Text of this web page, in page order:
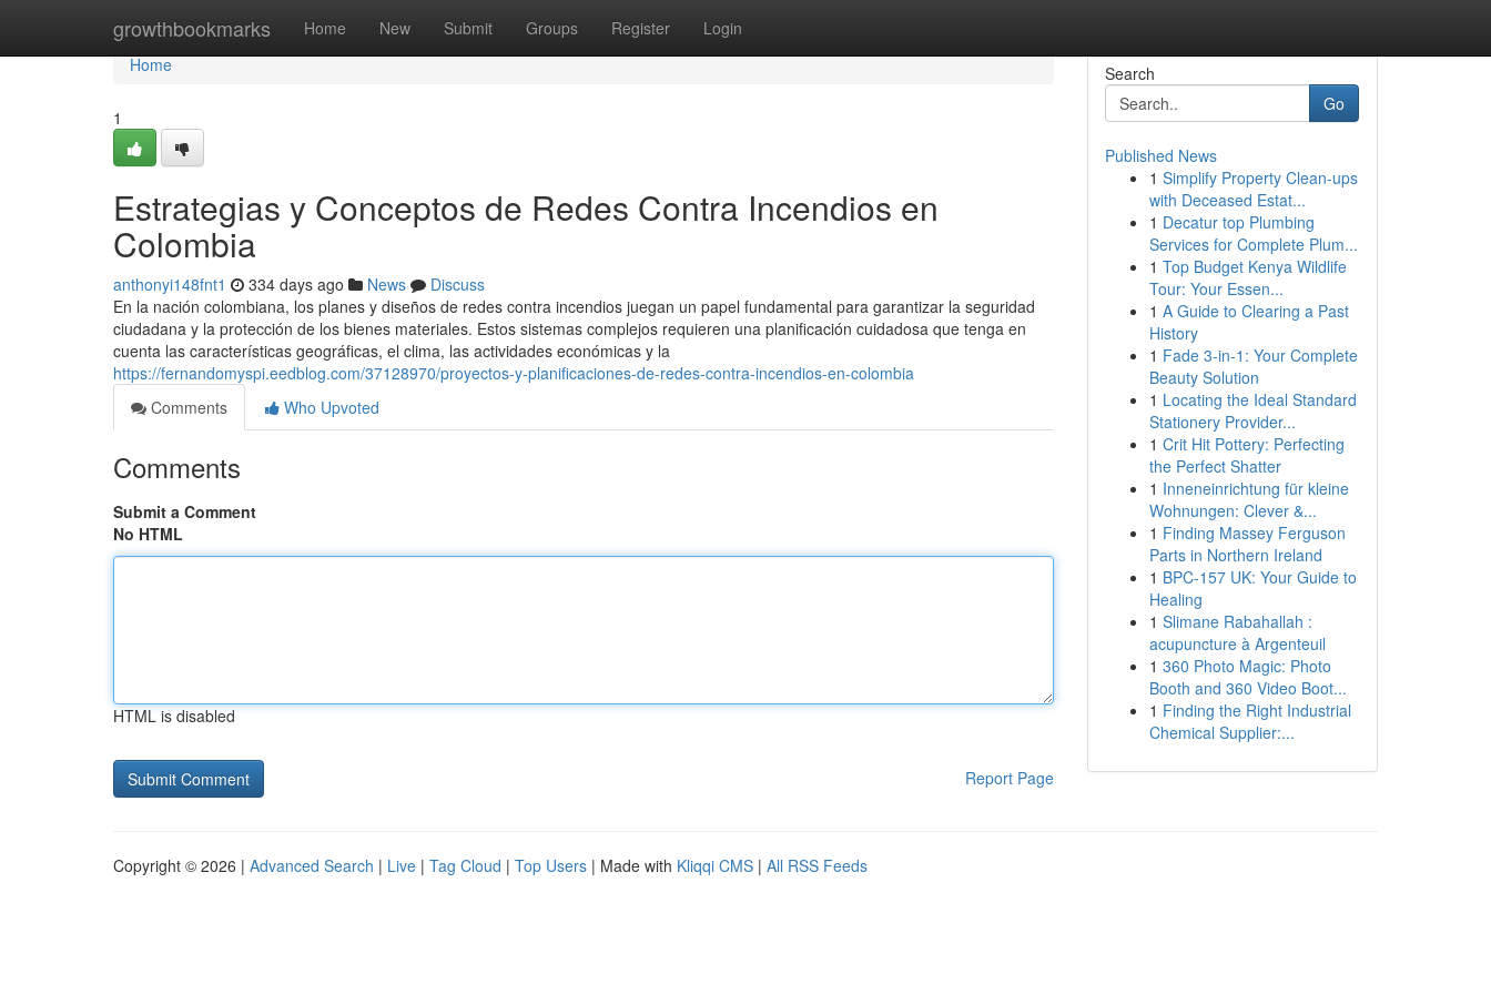
growthbookmarks Home New Submit Groups Register Login
Home
Home
1
Estrategias y Conceptos de Redes Contra Incendios en
Colombia
anthonyi148fnt1 334 days ago News
Discuss
En la nación colombiana, los planes y diseños de redes contra incendios juegan un papel fundamental para garantizar la seguridad
ciudadana y la protección de los bienes materiales. Estos sistemas complejos requieren una planificación cuidadosa que tenga en
cuenta las características geográficas, el clima, las actividades económicas y la
https://fernandomyspi.eedblog.com/37128970/proyectos-y-planificaciones-de-redes-contra-incendios-en-colombia
Comments
Who Upvoted
Comments
Submit a Comment
No HTML
HTML is disabled
Report Page
Search
Go
Published News
1 Simplify Property Clean-ups
with Deceased Estat...
1 Decatur top Plumbing
Services for Complete Plum...
1 Top Budget Kenya Wildlife
Tour: Your Essen...
1 A Guide to Clearing a Past
History
1 Fade 3-in-1: Your Complete
Beauty Solution
1 Locating the Ideal Standard
Stationery Provider...
1 Crit Hit Pottery: Perfecting
the Perfect Shatter
1 Inneneinrichtung für kleine
Wohnungen: Clever &...
1 Finding Massey Ferguson
Parts in Northern Ireland
1 BPC-157 UK: Your Guide to
Healing
1 Slimane Rabahallah :
acupuncture à Argenteuil
1 360 Photo Magic: Photo
Booth and 360 Video Boot...
1 Finding the Right Industrial
Chemical Supplier:...
Copyright © 2026 | Advanced Search | Live | Tag Cloud | Top Users | Made with Kliqqi CMS | All RSS Feeds